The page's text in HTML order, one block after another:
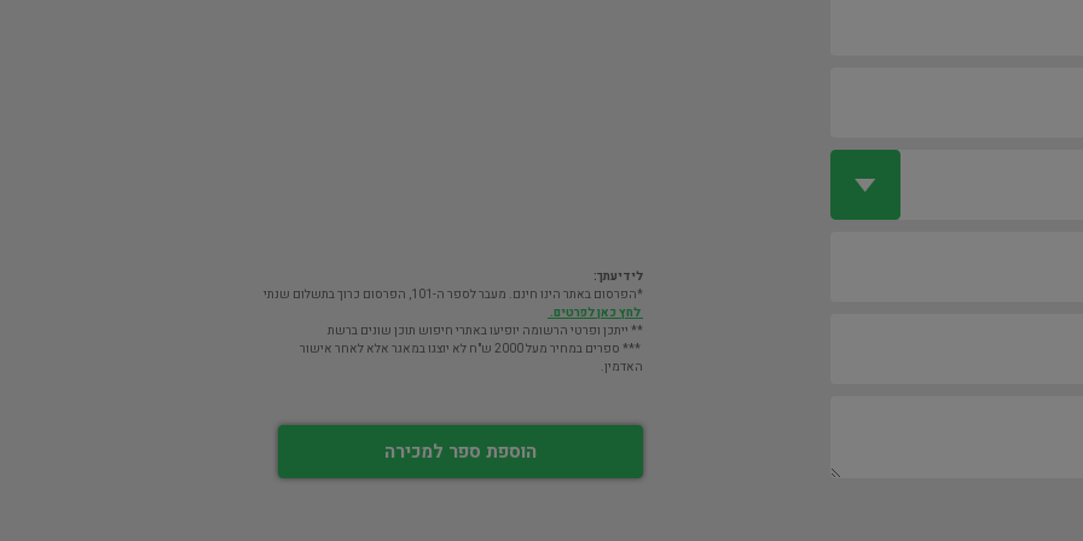
לידיעתך:
*הפרסום באתר הינו חינם. מעבר לספר ה-101, הפרסום כרוך בתשלום שנתי
לחץ כאן לפרטים.
** ייתכן ופרטי הרשומה יופיעו באתרי חיפוש תוכן שונים ברשת
*** ספרים במחיר מעל 2000 ש"ח לא יוצגו במאגר אלא לאחר אישור
האדמין.
הוספת ספר למכירה